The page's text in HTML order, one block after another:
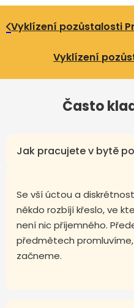
Vyklízení pozůstalosti
Vyklízení
Často
Jak pracujete v bytě
Se vší úctou a
někdo rozbíjí křeslo, ve
není nic příjemného.
předmětech
začneme.